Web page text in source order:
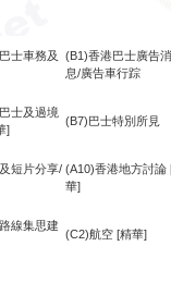
士車務及
(B1)香港巴士廣告消
息/廣告車行踪
士及過境
]
(B7)巴士特別所見
短片分享/ (A10)香港地方討論
華]
線集思建
(C2)航空 [精華]